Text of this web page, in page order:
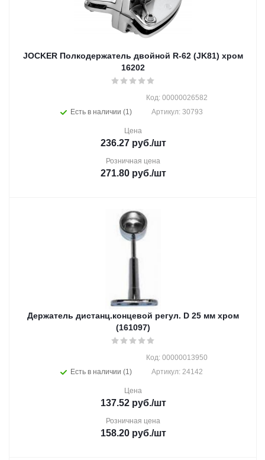
JOCKER Полкодержатель двойной R-62 (JK81) хром
16202
Есть в наличии (1)
Код: 00000026582
Артикул: 30793
Цена
236.27руб./шт
Розничная цена
271.80руб./шт
Держатель дистанц.концевой регул. D 25 мм хром
(161097)
Есть в наличии (1)
Код: 00000013950
Артикул: 24142
Цена
137.52руб./шт
Розничная цена
158.20руб./шт